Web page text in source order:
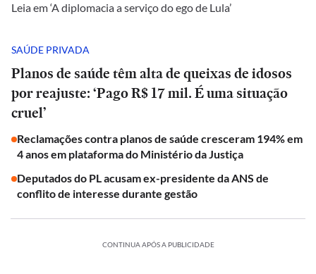
Leia em ‘A diplomacia a serviço do ego de Lula’
SAÚDE PRIVADA
Planos de saúde têm alta de queixas de idosos
por reajuste: ‘Pago R$ 17 mil. É uma situação
cruel’
Reclamações contra planos de saúde cresceram 194% em
4 anos em plataforma do Ministério da Justiça
Deputados do PL acusam ex-presidente da ANS de
conflito de interesse durante gestão
CONTINUA APÓS A PUBLICIDADE